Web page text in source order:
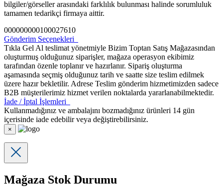
bilgiler/görseller arasındaki farklılık bulunması halinde sorumluluk
tamamen tedarikçi firmaya aittir.
000000000100027610
Gönderim Seçenekleri
Tıkla Gel Al teslimat yönetmiyle Bizim Toptan Satış Mağazasından
oluşturmuş olduğunuz siparişler, mağaza operasyon ekibimiz
tarafından özenle toplanır ve hazırlanır. Sipariş oluşturma
aşamasında seçmiş olduğunuz tarih ve saatte size teslim edilmek
üzere hazır bekletilir. Adrese Teslim gönderim hizmetimizden sadece
B2B müşterilerimiz hizmet verilen noktalarda yararlanabilmektedir.
İade / İptal İşlemleri
Kullanmadığınız ve ambalajını bozmadığınız ürünleri 14 gün
içerisinde iade edebilir veya değiştirebilirsiniz.
×
Mağaza Stok Durumu